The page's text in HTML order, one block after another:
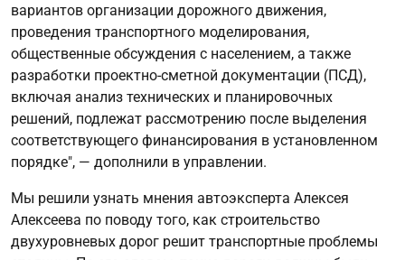
вариантов организации дорожного движения,
проведения транспортного моделирования,
общественные обсуждения с населением, а также
разработки проектно-сметной документации (ПСД),
включая анализ технических и планировочных
решений, подлежат рассмотрению после выделения
соответствующего финансирования в установленном
порядке", — дополнили в управлении.
Мы решили узнать мнения автоэксперта Алексея
Алексеева по поводу того, как строительство
двухуровневых дорог решит транспортные проблемы